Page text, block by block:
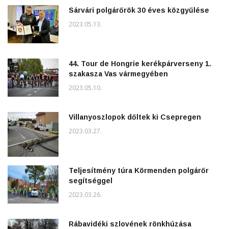
Sárvári polgárőrök 30 éves közgyűlése
2023.05.13.
44. Tour de Hongrie kerékpárverseny 1.
szakasza Vas vármegyében
2023.05.10.
Villanyoszlopok dőltek ki Csepregen
2023.03.27.
Teljesítmény túra Körmenden polgárőr
segítséggel
2023.03.26.
Rábavidéki szlovének rönkhúzása